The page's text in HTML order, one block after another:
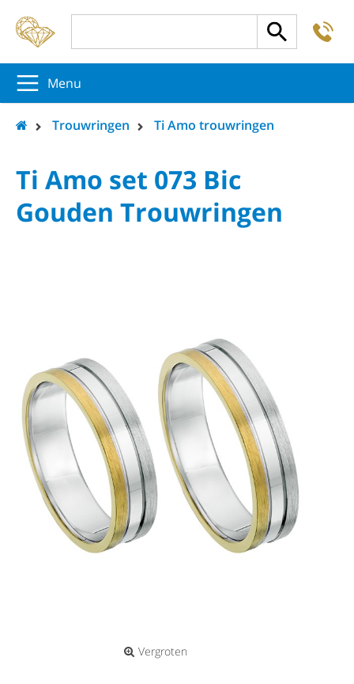
Menu
Trouwringen Ti Amo trouwringen
Ti Amo set 073 Bic
Gouden Trouwringen
Vergroten